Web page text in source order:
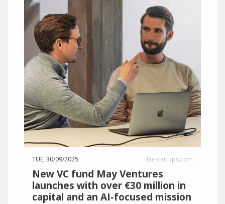
TUE, 30/09/2025 Eu-startups.com
New VC fund May Ventures
launches with over €30 million in
capital and an AI-focused mission